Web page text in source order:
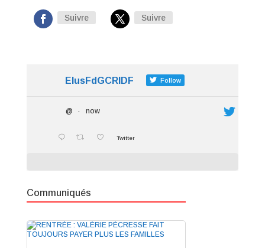
Suivre Suivre
ElusFdGCRIDF Follow
@ · now
Twitter
Communiqués